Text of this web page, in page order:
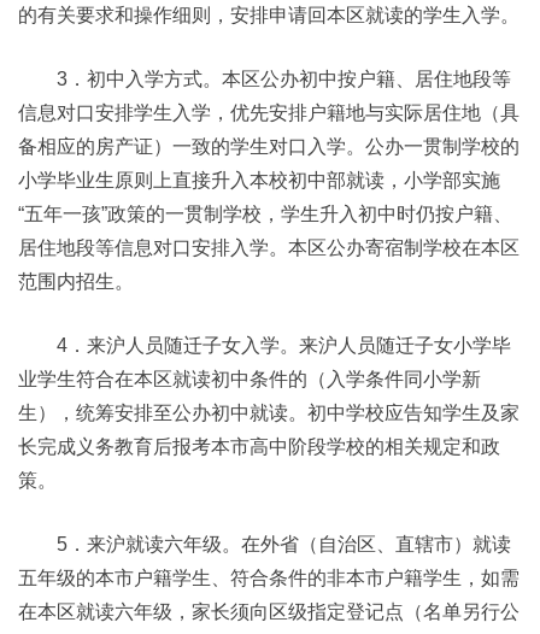
的有关要求和操作细则，安排申请回本区就读的学生入学。
3．初中入学方式。本区公办初中按户籍、居住地段等
信息对口安排学生入学，优先安排户籍地与实际居住地（具
备相应的房产证）一致的学生对口入学。公办一贯制学校的
小学毕业生原则上直接升入本校初中部就读，小学部实施
“五年一孩”政策的一贯制学校，学生升入初中时仍按户籍、
居住地段等信息对口安排入学。本区公办寄宿制学校在本区
范围内招生。
4．来沪人员随迁子女入学。来沪人员随迁子女小学毕
业学生符合在本区就读初中条件的（入学条件同小学新
生），统筹安排至公办初中就读。初中学校应告知学生及家
长完成义务教育后报考本市高中阶段学校的相关规定和政
策。
5．来沪就读六年级。在外省（自治区、直辖市）就读
五年级的本市户籍学生、符合条件的非本市户籍学生，如需
在本区就读六年级，家长须向区级指定登记点（名单另行公